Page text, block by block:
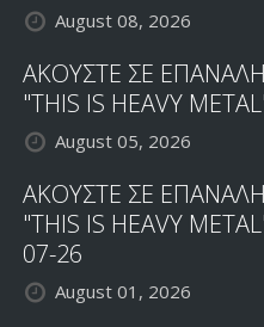
August 08, 2026
ΑΚΟΥΣΤΕ ΣΕ
"THIS IS HEAVY
August 05, 2026
ΑΚΟΥΣΤΕ ΣΕ
"THIS IS HEAVY
07-26
August 01, 2026